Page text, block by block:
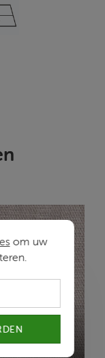
om uw